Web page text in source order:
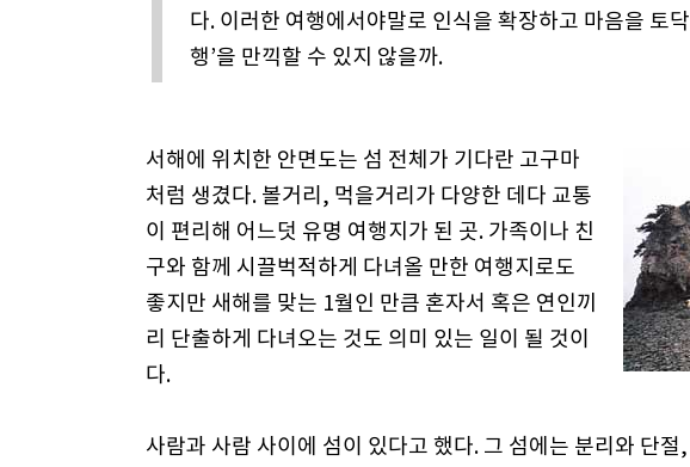
다. 이러한 여행에서야말로 인식을 확장하고 마음을 토
행’을 만끽할 수 있지 않을까.
서해에 위치한 안면도는 섬 전체가 기다란 고구마
처럼 생겼다. 볼거리, 먹을거리가 다양한 데다 교통
이 편리해 어느덧 유명 여행지가 된 곳. 가족이나 친
구와 함께 시끌벅적하게 다녀올 만한 여행지로도
좋지만 새해를 맞는 1월인 만큼 혼자서 혹은 연인끼
리 단출하게 다녀오는 것도 의미 있는 일이 될 것이
다.
사람과 사람 사이에 섬이 있다고 했다. 그 섬에는 분리와 단